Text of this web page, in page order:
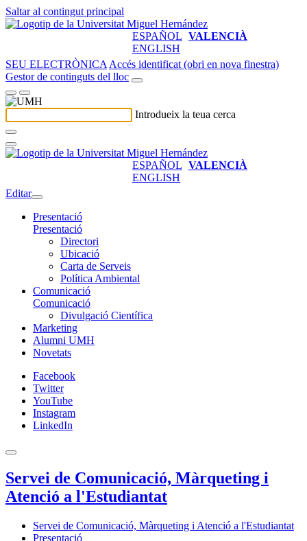
Saltar al contingut principal
ESPAÑOL VALENCIÀ
ENGLISH
SEU ELECTRÒNICA Accés identificat (obri en nova finestra)
Gestor de continguts del lloc
Introdueix la teua cerca
ESPAÑOL VALENCIÀ
ENGLISH
Editar
Presentació
Presentació
Directori
Ubicació
Carta de Serveis
Política Ambiental
Comunicació
Comunicació
Divulgació Científica
Marketing
Alumni UMH
Novetats
Facebook
Twitter
YouTube
Instagram
LinkedIn
Servei de Comunicació, Màrqueting i
Atenció a l'Estudiantat
Servei de Comunicació, Màrqueting i Atenció a l'Estudiantat
Presentació